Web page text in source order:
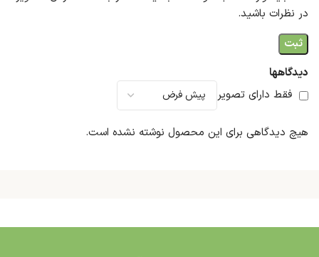
دیدگاهها
فقط دارای تصویر
هیچ دیدگاهی برای این محصول نوشته نشده است.
در نظرات باشید.